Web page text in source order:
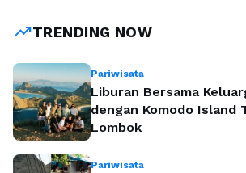
Selengkapnya
trending_upTRENDING NOW
Pariwisata
Liburan Bersama
dengan Komodo Island
Lombok
Pariwisata